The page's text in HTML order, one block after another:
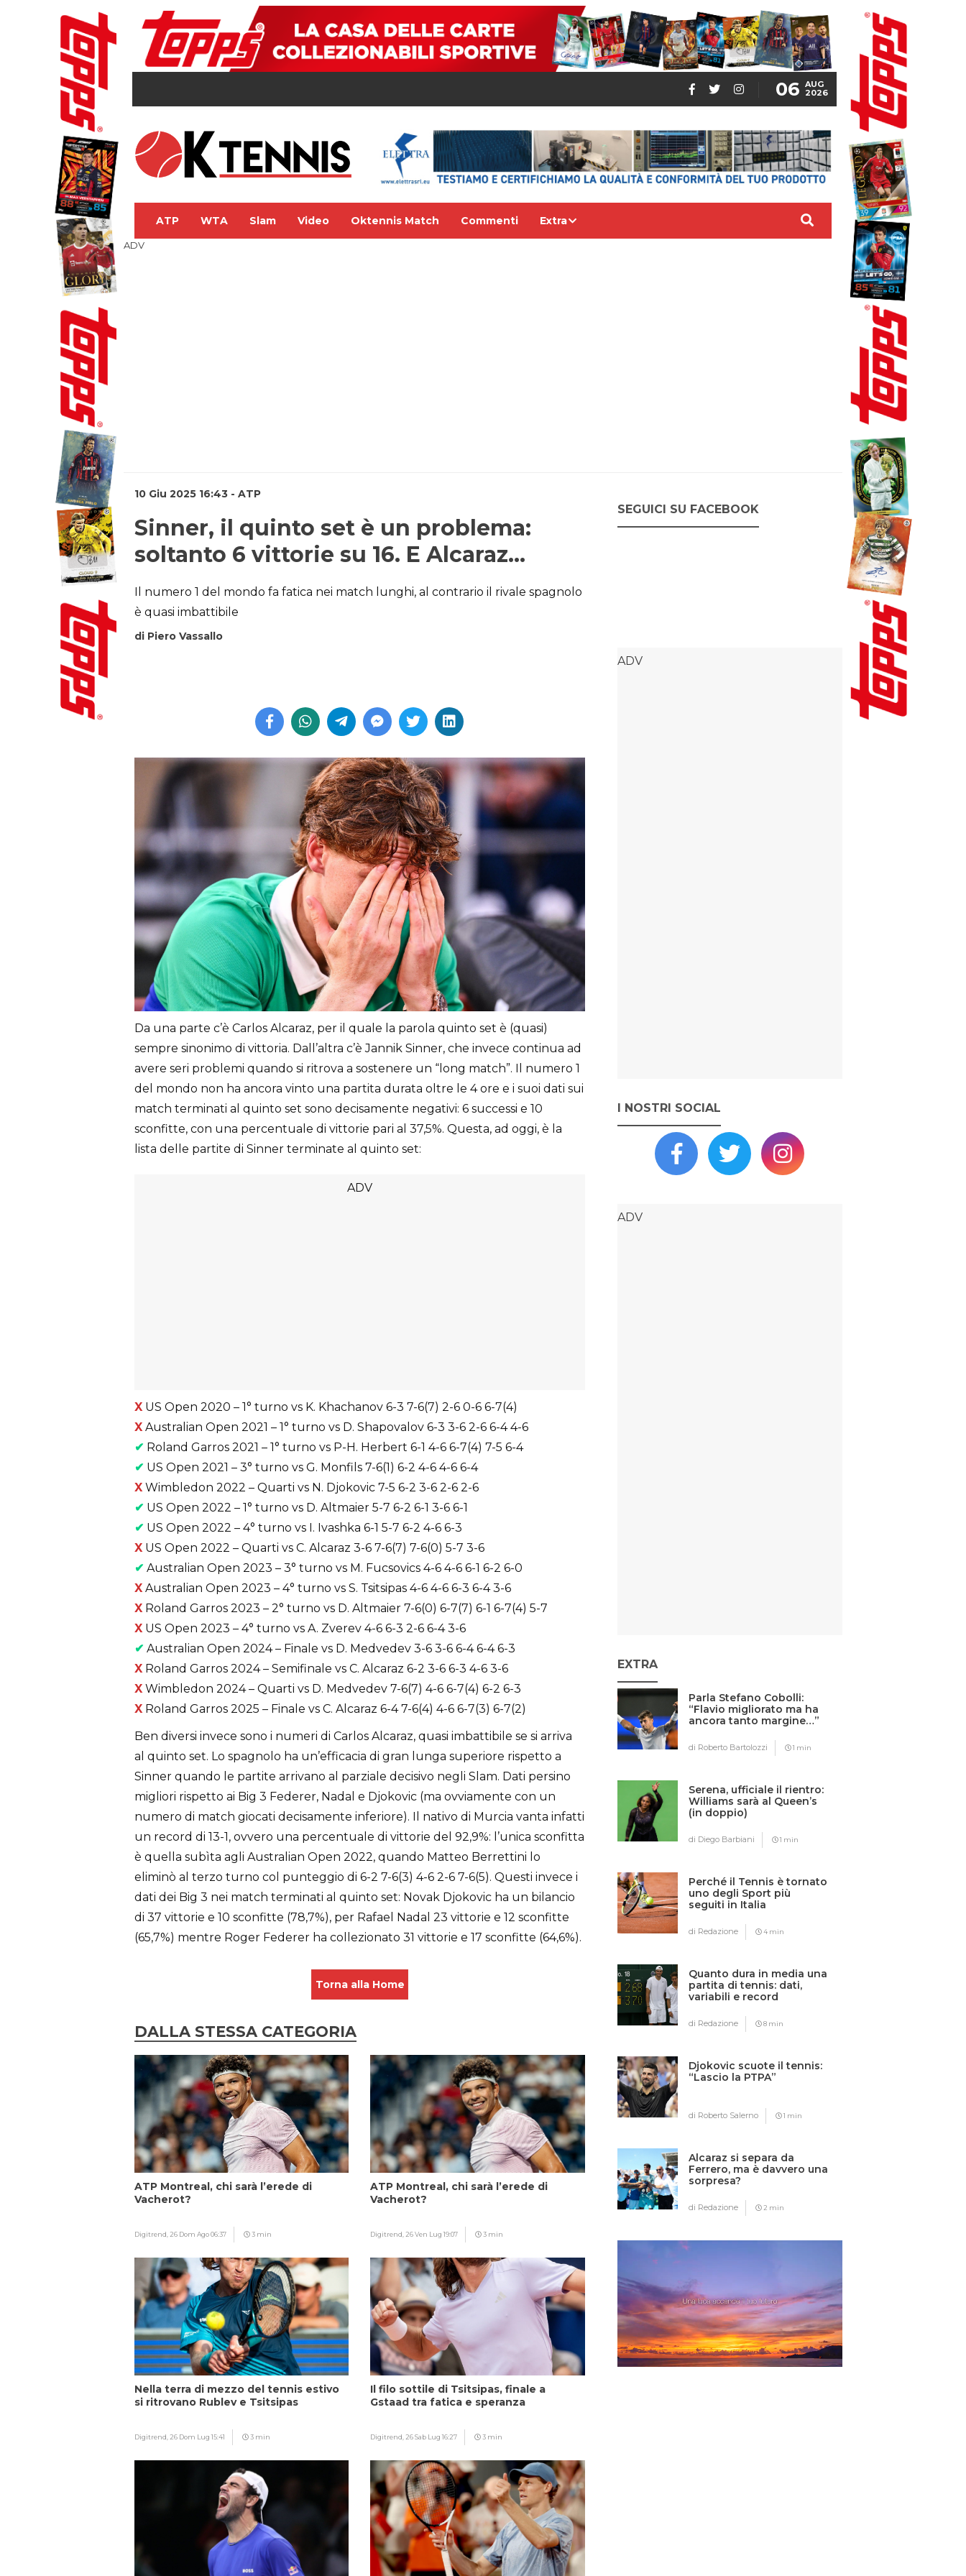
06 AUG
2026
ATP WTA Slam Video Oktennis Match Commenti Extra
10 Giu 2025 16:43 - ATP
Sinner, il quinto set è un problema:
soltanto 6 vittorie su 16. E Alcaraz…
Il numero 1 del mondo fa fatica nei match lunghi, al contrario il rivale spagnolo
è quasi imbattibile
di Piero Vassallo
Da una parte c’è Carlos Alcaraz, per il quale la parola quinto set è (quasi)
sempre sinonimo di vittoria. Dall’altra c’è Jannik Sinner, che invece continua ad
avere seri problemi quando si ritrova a sostenere un “long match”. Il numero 1
del mondo non ha ancora vinto una partita durata oltre le 4 ore e i suoi dati sui
match terminati al quinto set sono decisamente negativi: 6 successi e 10
sconfitte, con una percentuale di vittorie pari al 37,5%. Questa, ad oggi, è la
lista delle partite di Sinner terminate al quinto set:
X US Open 2020 – 1° turno vs K. Khachanov 6-3 7-6(7) 2-6 0-6 6-7(4)
X Australian Open 2021 – 1° turno vs D. Shapovalov 6-3 3-6 2-6 6-4 4-6
✔ Roland Garros 2021 – 1° turno vs P-H. Herbert 6-1 4-6 6-7(4) 7-5 6-4
✔ US Open 2021 – 3° turno vs G. Monfils 7-6(1) 6-2 4-6 4-6 6-4
X Wimbledon 2022 – Quarti vs N. Djokovic 7-5 6-2 3-6 2-6 2-6
✔ US Open 2022 – 1° turno vs D. Altmaier 5-7 6-2 6-1 3-6 6-1
✔ US Open 2022 – 4° turno vs I. Ivashka 6-1 5-7 6-2 4-6 6-3
X US Open 2022 – Quarti vs C. Alcaraz 3-6 7-6(7) 7-6(0) 5-7 3-6
✔ Australian Open 2023 – 3° turno vs M. Fucsovics 4-6 4-6 6-1 6-2 6-0
X Australian Open 2023 – 4° turno vs S. Tsitsipas 4-6 4-6 6-3 6-4 3-6
X Roland Garros 2023 – 2° turno vs D. Altmaier 7-6(0) 6-7(7) 6-1 6-7(4) 5-7
X US Open 2023 – 4° turno vs A. Zverev 4-6 6-3 2-6 6-4 3-6
✔ Australian Open 2024 – Finale vs D. Medvedev 3-6 3-6 6-4 6-4 6-3
X Roland Garros 2024 – Semifinale vs C. Alcaraz 6-2 3-6 6-3 4-6 3-6
X Wimbledon 2024 – Quarti vs D. Medvedev 7-6(7) 4-6 6-7(4) 6-2 6-3
X Roland Garros 2025 – Finale vs C. Alcaraz 6-4 7-6(4) 4-6 6-7(3) 6-7(2)
Ben diversi invece sono i numeri di Carlos Alcaraz, quasi imbattibile se si arriva
al quinto set. Lo spagnolo ha un’efficacia di gran lunga superiore rispetto a
Sinner quando le partite arrivano al parziale decisivo negli Slam. Dati persino
migliori rispetto ai Big 3 Federer, Nadal e Djokovic (ma ovviamente con un
numero di match giocati decisamente inferiore). Il nativo di Murcia vanta infatti
un record di 13-1, ovvero una percentuale di vittorie del 92,9%: l’unica sconfitta
è quella subìta agli Australian Open 2022, quando Matteo Berrettini lo
eliminò al terzo turno col punteggio di 6-2 7-6(3) 4-6 2-6 7-6(5). Questi invece i
dati dei Big 3 nei match terminati al quinto set: Novak Djokovic ha un bilancio
di 37 vittorie e 10 sconfitte (78,7%), per Rafael Nadal 23 vittorie e 12 sconfitte
(65,7%) mentre Roger Federer ha collezionato 31 vittorie e 17 sconfitte (64,6%).
Torna alla Home
DALLA STESSA CATEGORIA
ATP Montreal, chi sarà l’erede di
Vacherot?
Digitrend, 26 Dom Ago 06:37 3 min
ATP Montreal, chi sarà l’erede di
Vacherot?
Digitrend, 26 Ven Lug 19:07 3 min
Nella terra di mezzo del tennis estivo
si ritrovano Rublev e Tsitsipas
Digitrend, 26 Dom Lug 15:41 3 min
Il filo sottile di Tsitsipas, finale a
Gstaad tra fatica e speranza
Digitrend, 26 Sab Lug 16:27 3 min
SEGUICI SU FACEBOOK
I NOSTRI SOCIAL
EXTRA
Parla Stefano Cobolli:
“Flavio migliorato ma ha
ancora tanto margine…”
di Roberto Bartolozzi 1 min
Serena, ufficiale il rientro:
Williams sarà al Queen’s
(in doppio)
di Diego Barbiani 1 min
Perché il Tennis è tornato
uno degli Sport più
seguiti in Italia
di Redazione 4 min
Quanto dura in media una
partita di tennis: dati,
variabili e record
di Redazione 8 min
Djokovic scuote il tennis:
“Lascio la PTPA”
di Roberto Salerno 1 min
Alcaraz si separa da
Ferrero, ma è davvero una
sorpresa?
di Redazione 2 min